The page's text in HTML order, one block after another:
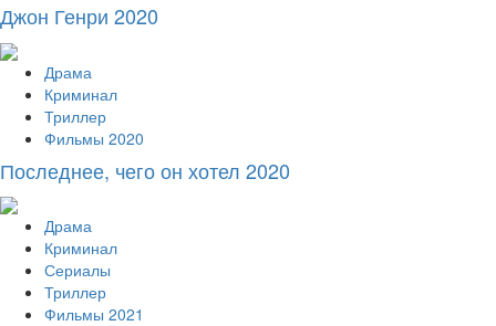
Джон Генри 2020
Драма
Криминал
Триллер
Фильмы 2020
Последнее, чего он хотел 2020
Драма
Криминал
Сериалы
Триллер
Фильмы 2021